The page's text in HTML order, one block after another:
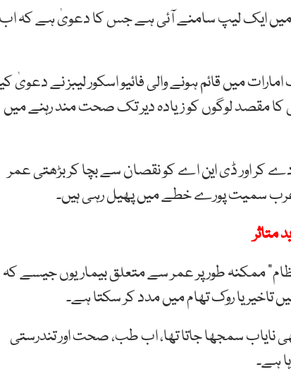
میں ایک لیپ سامنے آئی ہے جس کا دعویٰ ہے کہ
میں قائم ہونے والی فائیو اسکور لیبز نے دعویٰ
مقصد لوگوں کو زیادہ دیر تک صحت مند رہنے میں
کر اور ڈی این اے کو نقصان سے بچا کر بڑھتی عمر
عرب سمیت پورے خطے میں پھیل رہی ہیں۔
نظام” ممکنہ طور پر عمر سے متعلق بیماریوں جیسے کہ
تاخیر یا روک تھام میں مدد کر سکتا ہے۔
جو کبھی نایاب سمجھا جاتا تھا، اب طب، صحت اور تندرستی
ہے۔